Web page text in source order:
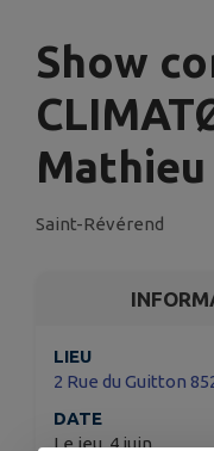
Show
Saint-Révérend
LIEU
2 Rue du Guitton
DATE
Le jeu. 4 juin